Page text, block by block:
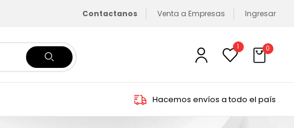
Contactanos Venta a Empresas Ingresar
1 0
Hacemos envíos a todo el país